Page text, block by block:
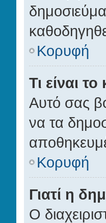
Κορυφή
Τι είναι
Αυτό σας
να τα
Κορυφή
Γιατί η
Ο